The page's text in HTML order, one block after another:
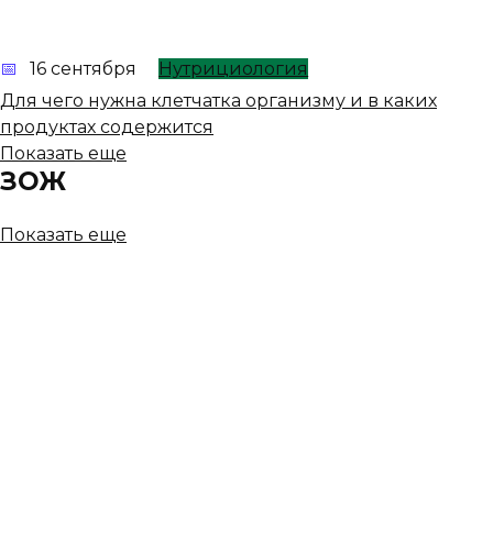
16 сентября
Нутрициология
Для чего нужна клетчатка организму и в каких
продуктах содержится
Показать еще
ЗОЖ
Показать еще